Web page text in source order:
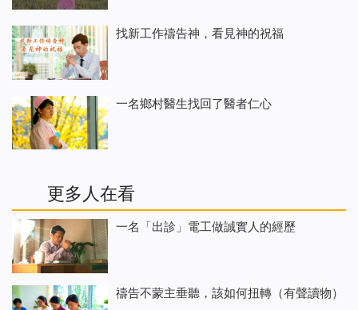
找新工作禱告神，看見神的祝福
一名鄉村醫生找回了醫者仁心
更多人在看
一名「出診」電工做誠實人的經歷
禱告不蒙主垂聽，該如何扭轉（有聲讀物）